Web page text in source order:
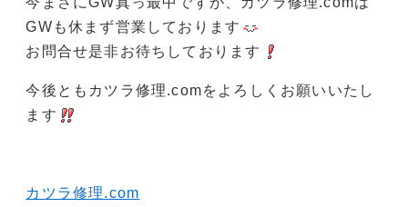
GWも休まず営業しております
お問合せ是非お待ちしております
今後ともカツラ修理.comをよろしくお願いいたし
ます
カツラ修理.com